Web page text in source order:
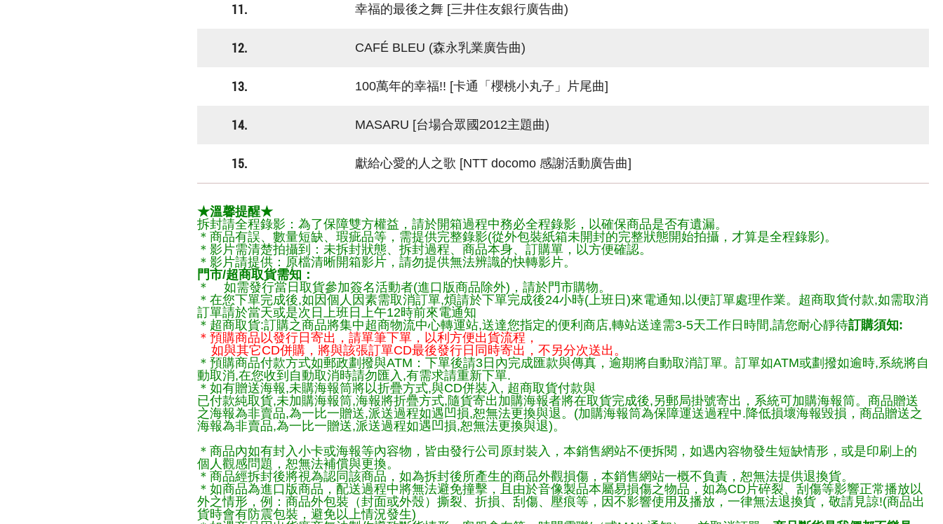
11. 幸福的最後之舞 [三井住友銀行廣告曲)
12. CAFÉ BLEU (森永乳業廣告曲)
13. 100萬年的幸福!! [卡通「櫻桃小丸子」片尾曲]
14. MASARU [台場合眾國2012主題曲)
15. 獻給心愛的人之歌 [NTT docomo 感謝活動廣告曲]
★溫馨提醒★
拆封請全程錄影：為了保障雙方權益，請於開箱過程中務必全程錄影，以確保商品是否有遺漏。
＊商品有誤、數量短缺、瑕疵品等，需提供完整錄影(從外包裝紙箱未開封的完整狀態開始拍攝，才算是全程錄影)。
＊影片需清楚拍攝到：未拆封狀態、拆封過程、商品本身、訂購單，以方便確認。
＊影片請提供：原檔清晰開箱影片，請勿提供無法辨識的快轉影片。
門市/超商取貨需知：
＊ 如需發行當日取貨參加簽名活動者(進口版商品除外)，請於門市購物。
＊在您下單完成後,如因個人因素需取消訂單,煩請於下單完成後24小時(上班日)來電通知,以便訂單處理作業。超商取貨付款,如需取消
訂單請於當天或是次日上班日上午12時前來電通知
＊超商取貨:訂購之商品將集中超商物流中心轉運站,送達您指定的便利商店,轉站送達需3-5天工作日時間,請您耐心靜待訂購須知:
＊預購商品以發行日寄出，請單筆下單，以利方便出貨流程，
如與其它CD併購，將與該張訂單CD最後發行日同時寄出，不另分次送出。
＊預購商品付款方式如郵政劃撥與ATM：下單後請3日內完成匯款與傳真，逾期將自動取消訂單。訂單如ATM或劃撥如逾時,系統將自
動取消,在您收到自動取消時請勿匯入,有需求請重新下單.
＊如有贈送海報,未購海報筒將以折疊方式,與CD併裝入, 超商取貨付款與
已付款純取貨,未加購海報筒,海報將折疊方式,隨貨寄出加購海報者將在取貨完成後,另郵局掛號寄出，系統可加購海報筒。商品贈送
之海報為非賣品,為一比一贈送,派送過程如遇凹損,恕無法更換與退。(加購海報筒為保障運送過程中.降低損壞海報毀損，商品贈送之
海報為非賣品,為一比一贈送,派送過程如遇凹損,恕無法更換與退)。
＊商品內如有封入小卡或海報等內容物，皆由發行公司原封裝入，本銷售網站不便拆閱，如遇內容物發生短缺情形，或是印刷上的
個人觀感問題，恕無法補償與更換。
＊商品經拆封後將視為認同該商品，如為拆封後所產生的商品外觀損傷，本銷售網站一概不負責，恕無法提供退換貨。
＊如商品為進口版商品，配送過程中將無法避免撞擊，且由於音像製品本屬易損傷之物品，如為CD片碎裂、刮傷等影響正常播放以
外之情形，例：商品外包裝（封面或外殼）撕裂、折損、刮傷、壓痕等，因不影響使用及播放，一律無法退換貨，敬請見諒!(商品出
貨時會有防震包裝，避免以上情況發生)